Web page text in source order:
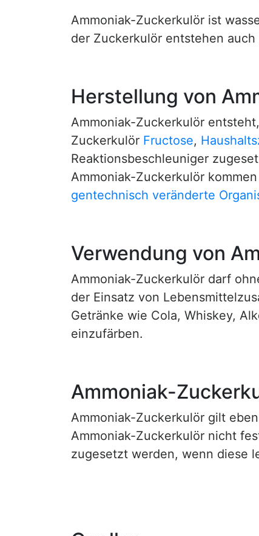
Ammoniak-Zuckerkulör ist
der Zuckerkulör entstehen auch
Herstellung von
Ammoniak-Zuckerkulör
Zuckerkulör Fructose,
Reaktionsbeschleuniger
Ammoniak-Zuckerkulör
gentechnisch veränderte
Verwendung von
Ammoniak-Zuckerkulör darf
der Einsatz von
Getränke wie Cola, Whiskey,
einzufärben.
Ammoniak-
Ammoniak-Zuckerkulör gilt
Ammoniak-Zuckerkulör nicht
zugesetzt werden, wenn diese